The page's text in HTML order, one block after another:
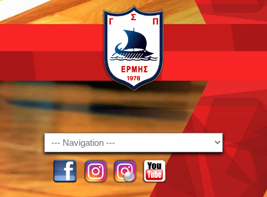
Navigation